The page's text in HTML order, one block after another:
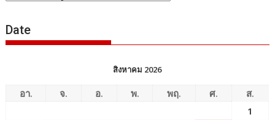
Date
สิงหาคม 2026
อา. จ. อ. พ. พฤ. ศ.
ส.
1